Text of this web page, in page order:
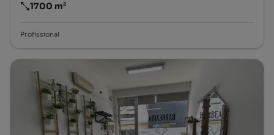
Preço por metro quadrado
1700 m²
Profissional